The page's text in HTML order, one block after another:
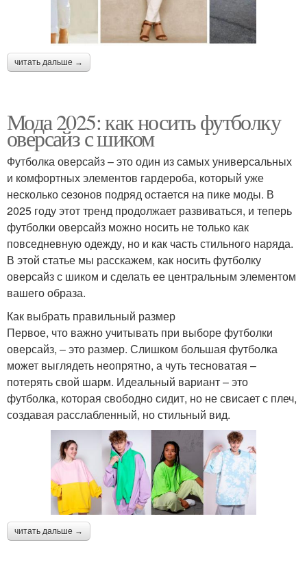
читать дальше →
Мода 2025: как носить футболку
оверсайз с шиком
Футболка оверсайз – это один из самых универсальных
и комфортных элементов гардероба, который уже
несколько сезонов подряд остается на пике моды. В
2025 году этот тренд продолжает развиваться, и теперь
футболки оверсайз можно носить не только как
повседневную одежду, но и как часть стильного наряда.
В этой статье мы расскажем, как носить футболку
оверсайз с шиком и сделать ее центральным элементом
вашего образа.
Как выбрать правильный размер
Первое, что важно учитывать при выборе футболки
оверсайз, – это размер. Слишком большая футболка
может выглядеть неопрятно, а чуть тесноватая –
потерять свой шарм. Идеальный вариант – это
футболка, которая свободно сидит, но не свисает с плеч,
создавая расслабленный, но стильный вид.
читать дальше →